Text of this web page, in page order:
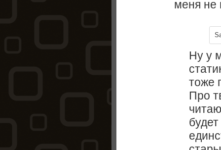
меня не
Ну у
тоже
Про